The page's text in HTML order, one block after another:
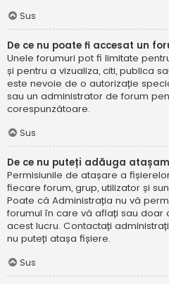
Sus
De ce nu poate fi accesat un
Unele forumuri pot fi limitate
și pentru a vizualiza, citi, publica
este nevoie de o autorizație
sau un administrator de forum
corespunzătoare.
Sus
De ce nu puteți adăuga
Permisiunile de atașare a
fiecare forum, grup, utilizator și
Poate că Administrația nu vă
forumul în care vă aflați sau doar
acest lucru. Contactați
nu puteți atașa fișiere.
Sus